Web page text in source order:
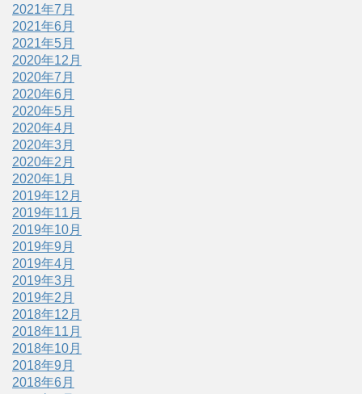
2021年7月
2021年6月
2021年5月
2020年12月
2020年7月
2020年6月
2020年5月
2020年4月
2020年3月
2020年2月
2020年1月
2019年12月
2019年11月
2019年10月
2019年9月
2019年4月
2019年3月
2019年2月
2018年12月
2018年11月
2018年10月
2018年9月
2018年6月